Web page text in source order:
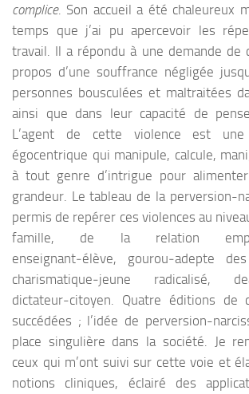
complice. Son accueil a été chaleureux
temps que j’ai pu apercevoir les
travail. Il a répondu à une demande de
propos d’une souffrance négligée
personnes bousculées et maltraitées
ainsi que dans leur capacité de
L’agent de cette violence est
égocentrique qui manipule, calcule,
à tout genre d’intrigue pour
grandeur. Le tableau de la perversion-
permis de repérer ces violences au
famille, de la relation
enseignant‑élève, gourou‑adepte
charismatique‑jeune radicalisé,
dictateur‑citoyen. Quatre éditions
succédées ; l’idée de perversion-
place singulière dans la société. Je
ceux qui m’ont suivi sur cette voie et
notions cliniques, éclairé des